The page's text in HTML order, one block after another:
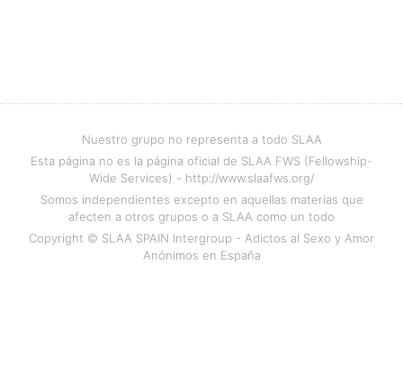
Nuestro grupo no representa a todo SLAA
Esta página no es la página oficial de SLAA FWS (Fellowship-
Wide Services) - http://www.slaafws.org/
Somos independientes excepto en aquellas materias que
afecten a otros grupos o a SLAA como un todo
Copyright © SLAA SPAIN Intergroup - Adictos al Sexo y Amor
Anónimos en España